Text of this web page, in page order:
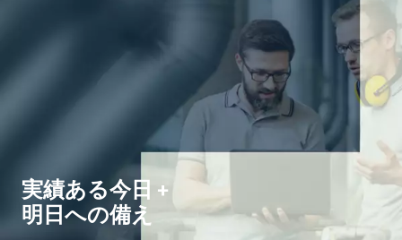
実績ある今日 +
明日への備え